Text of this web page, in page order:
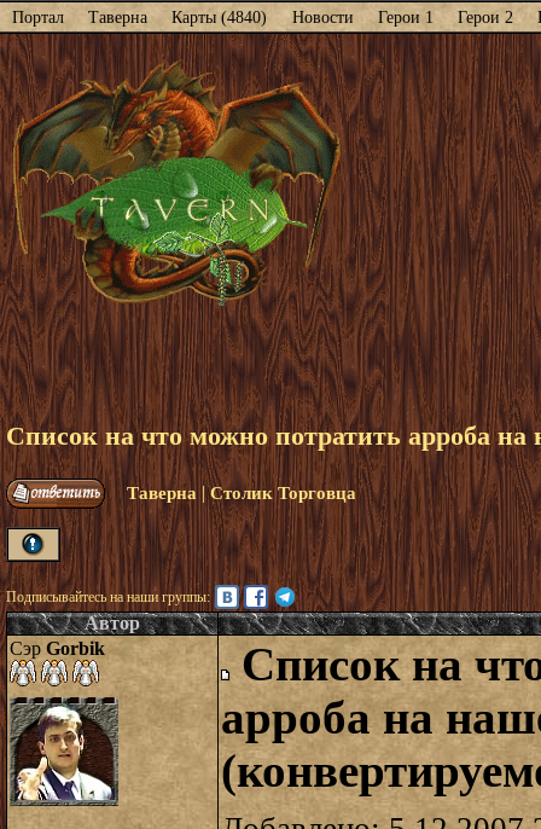
Портал Таверна Карты (4840) Новости Герои 1 Герои 2
Список на что можно потратить арроба
Таверна |Столик Торговца
Подписывайтесь на наши группы:
Автор
Сэр Gorbik
Список на
арроба на